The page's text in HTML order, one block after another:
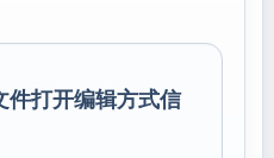
件打开编辑方式信